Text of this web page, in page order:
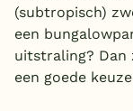
(subtropisch)
een
uitstraling? Dan
een goede